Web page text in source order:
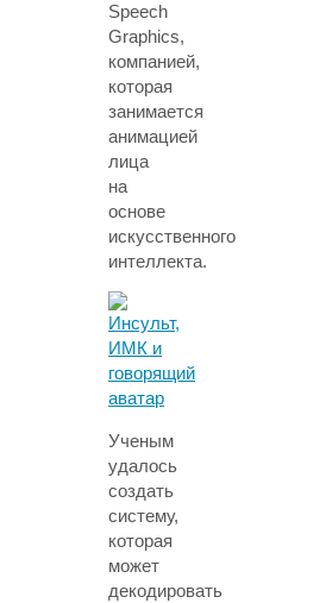
Speech
Graphics,
компанией,
которая
занимается
анимацией
лица
на
основе
искусственного
интеллекта.
Ученым
удалось
создать
систему,
которая
может
декодировать